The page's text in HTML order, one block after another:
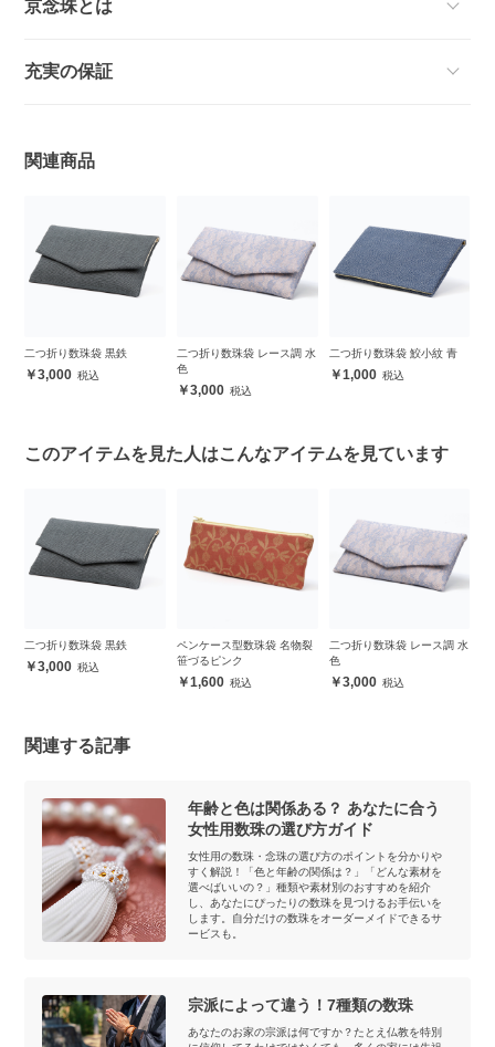
京念珠とは
充実の保証
関連商品
二つ折り数珠袋 黒鉄
3,000
二つ折り数珠袋 レース調 水
色
3,000
二つ折り数珠袋 鮫小紋 青
1,000
このアイテムを見た人はこんなアイテムを見ています
二つ折り数珠袋 黒鉄
3,000
ペンケース型数珠袋 名物裂
笹づるピンク
1,600
二つ折り数珠袋 レース調 水
色
3,000
関連する記事
年齢と色は関係ある？ あなたに合う
女性用数珠の選び方ガイド
女性用の数珠・念珠の選び方のポイントを分かりや
すく解説！「色と年齢の関係は？」「どんな素材を
選べばいいの？」種類や素材別のおすすめを紹介
し、あなたにぴったりの数珠を見つけるお手伝いを
します。自分だけの数珠をオーダーメイドできるサ
ービスも。
宗派によって違う！7種類の数珠
あなたのお家の宗派は何ですか？たとえ仏教を特別